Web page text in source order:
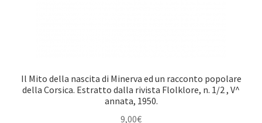
Il Mito della nascita di Minerva ed un racconto popolare
della Corsica. Estratto dalla rivista Flolklore, n. 1/2 , V^
annata, 1950.
9,00€